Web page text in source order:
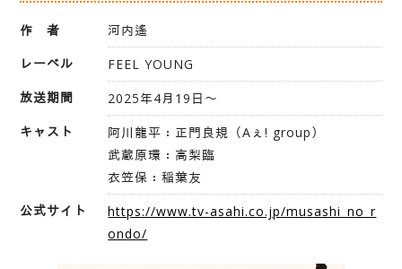
作 者
河内遙
レーベル
FEEL YOUNG
放送期間
2025年4月19日〜
キャスト
阿川龍平：正門良規（Aぇ! group）
武蔵原環：高梨臨
衣笠保：稲葉友
公式サイト
https://www.tv-asahi.co.jp/musashi_no_r
ondo/